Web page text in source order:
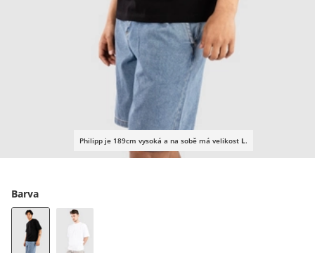
Philipp je 189cm vysoká a na sobě má velikost L.
Barva